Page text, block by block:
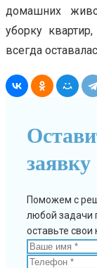
домашних
уборку
всегда
заявку
Поможем с
любой задачи
оставьте свои